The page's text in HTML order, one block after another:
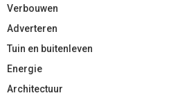
Verbouwen
Adverteren
Tuin en buitenleven
Energie
Architectuur